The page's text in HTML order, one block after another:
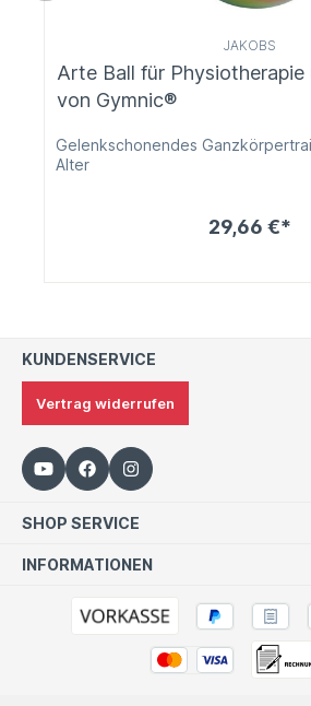
JAKOBS
Arte Ball für Physiotherapie
von Gymnic®
Gelenkschonendes
Alter
29,66 €*
KUNDENSERVICE
Vertrag widerrufen
SHOP SERVICE
INFORMATIONEN